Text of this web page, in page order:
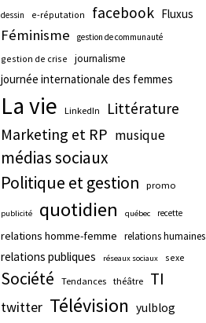
dessin e-réputation facebook Fluxus
Féminisme gestion de communauté
gestion de crise journalisme
journée internationale des femmes
La vie LinkedIn Littérature
Marketing et RP musique
médias sociaux
Politique et gestion
promo
publicité quotidien québec recette
relations homme-femme relations humaines
relations publiques réseaux sociaux sexe
Société Tendances théâtre TI
twitter Télévision yulblog